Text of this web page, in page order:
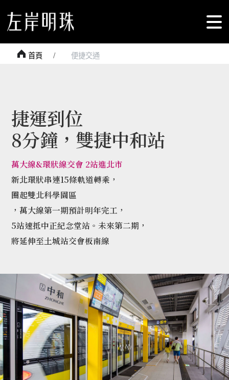
首頁 便捷交通
捷運到位
8分鐘，雙捷中和站
萬大線&環狀線交會 2站進北市
新北環狀串連15條軌道轉乘，
圈起雙北科學園區
，萬大線第一期預計明年完工，
5站速抵中正紀念堂站。未來第二期，
將延伸至土城站交會板南線